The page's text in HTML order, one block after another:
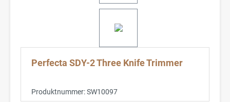
Perfecta SDY-2 Three Knife Trimmer
Produktnummer:SW10097